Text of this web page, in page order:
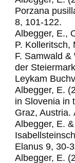
Porzana
8, 101-122.
Albegger, E.,
P. Kolleritsch,
F. Samwald
der
Leykam
Albegger, E.
in Slovenia in
Graz, Austria.
Albegger, E.
Elanus 9, 30-
Albegger, E.